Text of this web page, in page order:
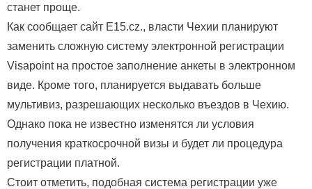
станет проще.
Как сообщает сайт E15.cz., власти Чехии планируют
заменить сложную систему электронной регистрации
Visapoint на простое заполнение анкеты в электронном
виде. Кроме того, планируется выдавать больше
мультивиз, разрешающих несколько въездов в Чехию.
Однако пока не известно изменятся ли условия
получения краткосрочной визы и будет ли процедура
регистрации платной.
Стоит отметить, подобная система регистрации уже